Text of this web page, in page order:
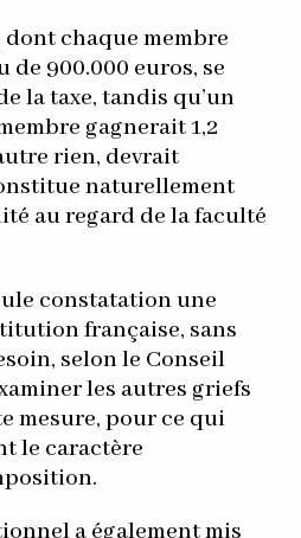
dont chaque membre
900.000 euros, se
la taxe, tandis qu’un
gagnerait 1,2
rien, devrait
naturellement
au regard de la faculté
constatation une
française, sans
selon le Conseil
les autres griefs
mesure, pour ce qui
le caractère